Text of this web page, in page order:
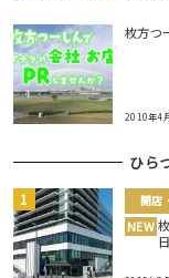
枚方つ
2010年4
ひら
開店
NEW